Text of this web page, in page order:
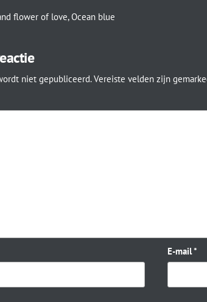
flower of love, Ocean blue
niet gepubliceerd. Vereiste velden zijn
E-mail*